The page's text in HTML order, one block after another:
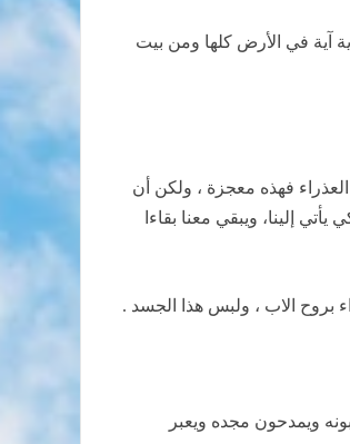
آية في الأرض كلها ومن بيت
فهذه معجزة ، ولكن أن
إلينا، ويبقي معنا بقاءا
بروح الاب ، ولبس هذا الجسد .
ويمدحون مجده ويعبر